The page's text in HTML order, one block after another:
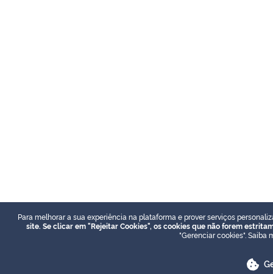
Para melhorar a sua experiência na plataforma e prover serviços
site. Se clicar em "Rejeitar Cookies", os cookies que não forem
"Gerenciar cookies". Saiba